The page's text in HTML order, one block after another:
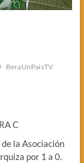
BeraUnPaisTV
C
la Asociación
por 1 a 0.